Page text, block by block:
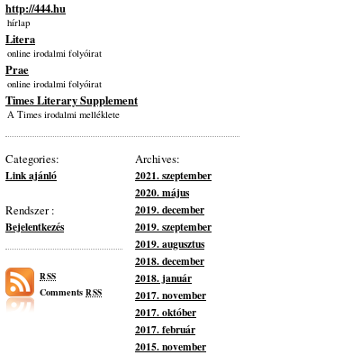
http://444.hu
hírlap
Litera
online irodalmi folyóirat
Prae
online irodalmi folyóirat
Times Literary Supplement
A Times irodalmi melléklete
Archives:
2021. szeptember
2020. május
2019. december
2019. szeptember
2019. augusztus
2018. december
2018. január
2017. november
2017. október
2017. február
2015. november
Categories:
Link ajánló
Rendszer :
Bejelentkezés
RSS
Comments RSS